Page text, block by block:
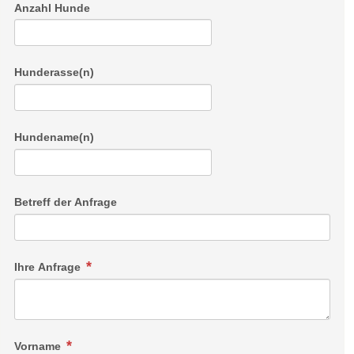
Anzahl Hunde
Hunderasse(n)
Hundename(n)
Betreff der Anfrage
Ihre Anfrage
Vorname